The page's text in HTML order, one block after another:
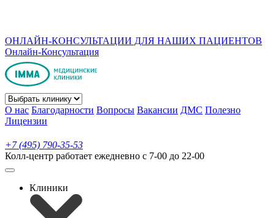
ОНЛАЙН-КОНСУЛЬТАЦИИ ДЛЯ НАШИХ ПАЦИЕНТОВ
Онлайн-Консультация
О нас Благодарности Вопросы Вакансии ДМС Полезно
Лицензии
+7 (495) 790-35-53
Колл-центр работает ежедневно с 7-00 до 22-00
Клиники